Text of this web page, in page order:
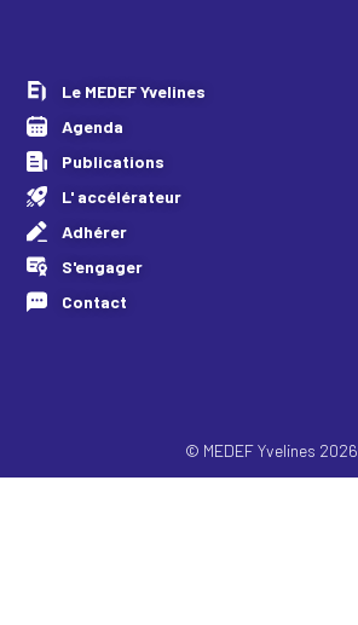
Le MEDEF Yvelines
Agenda
Publications
L' accélérateur
Adhérer
S'engager
Contact
© MEDEF Yvelines 2026